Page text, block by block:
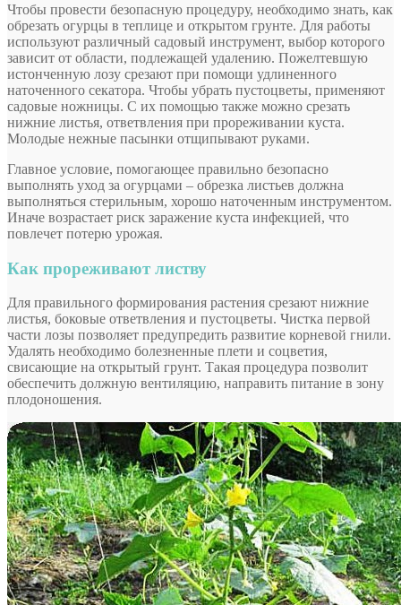
Чтобы провести безопасную процедуру, необходимо знать, как
обрезать огурцы в теплице и открытом грунте. Для работы
используют различный садовый инструмент, выбор которого
зависит от области, подлежащей удалению. Пожелтевшую
истонченную лозу срезают при помощи удлиненного
наточенного секатора. Чтобы убрать пустоцветы, применяют
садовые ножницы. С их помощью также можно срезать
нижние листья, ответвления при прореживании куста.
Молодые нежные пасынки отщипывают руками.
Главное условие, помогающее правильно безопасно
выполнять уход за огурцами – обрезка листьев должна
выполняться стерильным, хорошо наточенным инструментом.
Иначе возрастает риск заражение куста инфекцией, что
повлечет потерю урожая.
Как прореживают листву
Для правильного формирования растения срезают нижние
листья, боковые ответвления и пустоцветы. Чистка первой
части лозы позволяет предупредить развитие корневой гнили.
Удалять необходимо болезненные плети и соцветия,
свисающие на открытый грунт. Такая процедура позволит
обеспечить должную вентиляцию, направить питание в зону
плодоношения.